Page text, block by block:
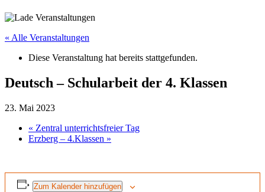
« Alle Veranstaltungen
Diese Veranstaltung hat bereits stattgefunden.
Deutsch – Schularbeit der 4. Klassen
23. Mai 2023
« Zentral unterrichtsfreier Tag
Erzberg – 4.Klassen »
Zum Kalender hinzufügen